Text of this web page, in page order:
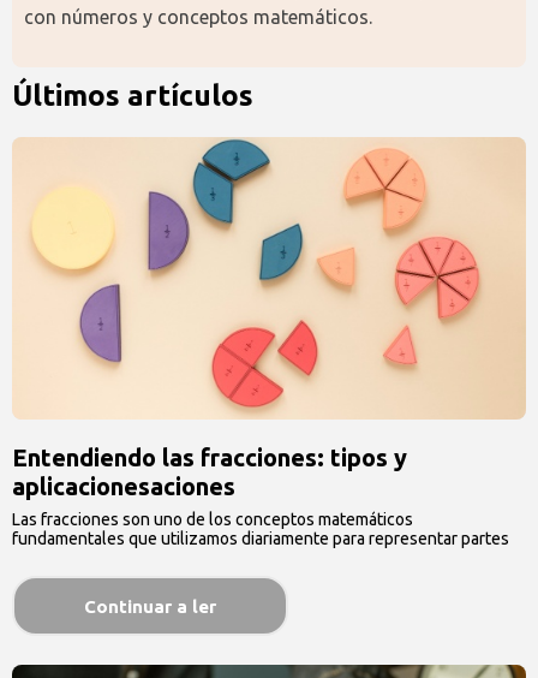
con números y conceptos matemáticos.
Últimos artículos
Entendiendo las fracciones: tipos y
aplicacionesaciones
Las fracciones son uno de los conceptos matemáticos
fundamentales que utilizamos diariamente para representar partes
Continuar a ler